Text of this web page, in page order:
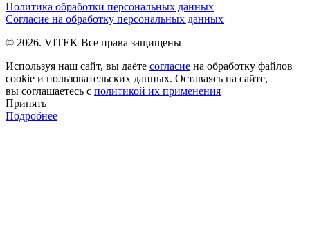
Политика обработки персональных данных
Согласие на обработку персональных данных
© 2026. VITEK Все права защищены
Используя наш сайт, вы даёте согласие на обработку файлов
cookie и пользовательских данных. Оставаясь на сайте,
вы соглашаетесь с политикой их применения
Принять
Подробнее